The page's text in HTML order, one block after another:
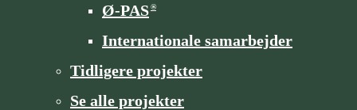
Ø-PAS®
Internationale samarbejder
Tidligere projekter
Se alle projekter